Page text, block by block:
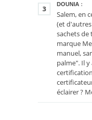
3 DOUNIA :
Salem, en
(et
sachets de
marque
manuel,
palme". Il
éclairer ?